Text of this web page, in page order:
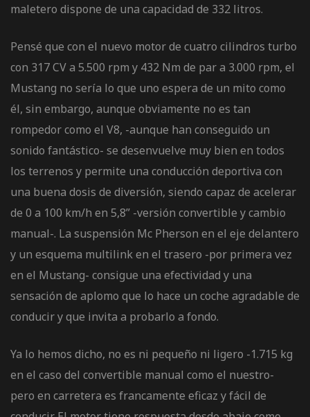
maletero dispone de una capacidad de 332 litros.
Pensé que con el nuevo motor de cuatro cilindros turbo
con 317 CV a 5.500 rpm y 432 Nm de par a 3.000 rpm, el
Mustang no sería lo que uno espera de un mito como
él, sin embargo, aunque obviamente no es tan
rompedor como el V8, -aunque han conseguido un
sonido fantástico- se desenvuelve muy bien en todos
los terrenos y permite una conducción deportiva con
una buena dosis de diversión, siendo capaz de acelerar
de 0 a 100 km/h en 5,8” -versión convertible y cambio
manual-. La suspensión Mc Pherson en el eje delantero
y un esquema multilink en el trasero -por primera vez
en el Mustang- consigue una efectividad y una
sensación de aplomo que lo hace un coche agradable de
conducir y que invita a probarlo a fondo.
Ya lo hemos dicho, no es ni pequeño ni ligero -1.715 kg
en el caso del convertible manual como el nuestro-
pero en carretera es francamente eficaz y fácil de